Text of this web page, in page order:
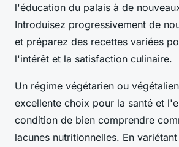
l'éducation du palais à de
Introduisez progressivement de
et préparez des recettes variées
l'intérêt et la satisfaction culinaire.
Un régime végétarien ou
excellente choix pour la santé et
condition de bien comprendre
lacunes nutritionnelles. En